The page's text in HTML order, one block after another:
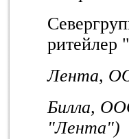
ритейлер
Лента,
Билла,
"Лента")